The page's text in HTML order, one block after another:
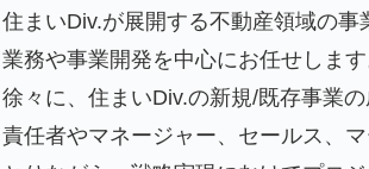
住まいDiv.が展開する不動産領域の
業務や事業開発を中心にお任せします
徐々に、住まいDiv.の新規/既存事業
責任者やマネージャー、セールス、